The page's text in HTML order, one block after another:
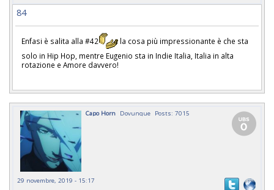
84
Enfasi è salita alla #42
la cosa più impressionante è che sta
solo in Hip Hop, mentre Eugenio sta in Indie Italia, Italia in alta
rotazione e Amore davvero!
Capo Horn Dovunque Posts: 7015
29 novembre, 2019 - 15:17